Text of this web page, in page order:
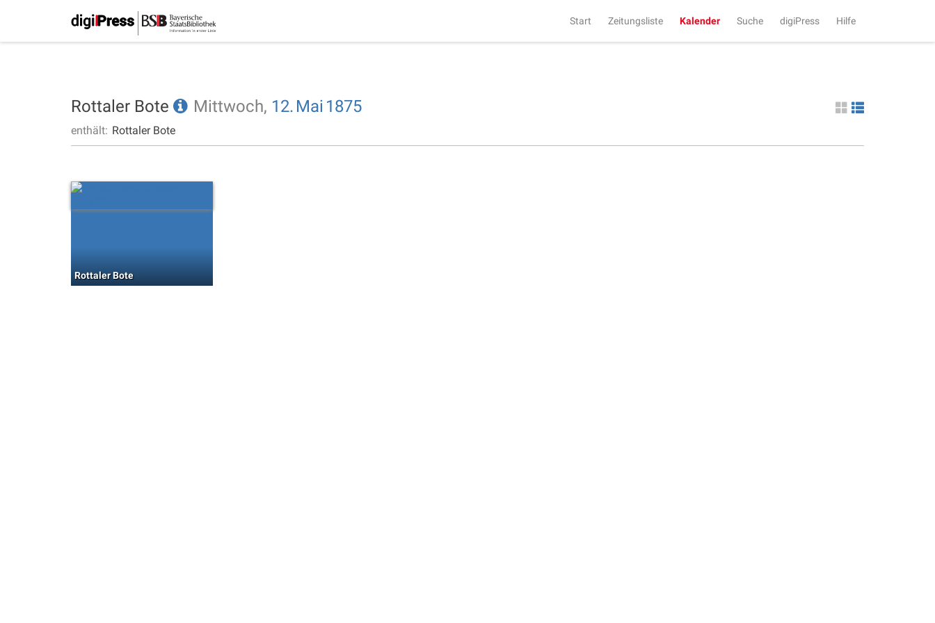
Start Zeitungsliste Kalender Suche digiPress Hilfe
Rottaler Bote Mittwoch, 12. Mai 1875
enthält: Rottaler Bote
Rottaler Bote